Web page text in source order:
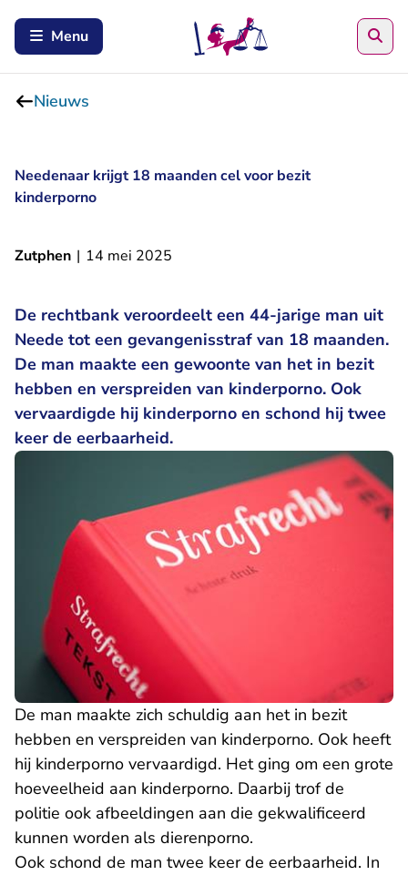
Menu
Nieuws
Needenaar krijgt 18 maanden cel voor bezit
kinderporno
Zutphen | 14 mei 2025
De rechtbank veroordeelt een 44-jarige man uit
Neede tot een gevangenisstraf van 18 maanden.
De man maakte een gewoonte van het in bezit
hebben en verspreiden van kinderporno. Ook
vervaardigde hij kinderporno en schond hij twee
keer de eerbaarheid.
De man maakte zich schuldig aan het in bezit
hebben en verspreiden van kinderporno. Ook heeft
hij kinderporno vervaardigd. Het ging om een grote
hoeveelheid aan kinderporno. Daarbij trof de
politie ook afbeeldingen aan die gekwalificeerd
kunnen worden als dierenporno.
Ook schond de man twee keer de eerbaarheid. In